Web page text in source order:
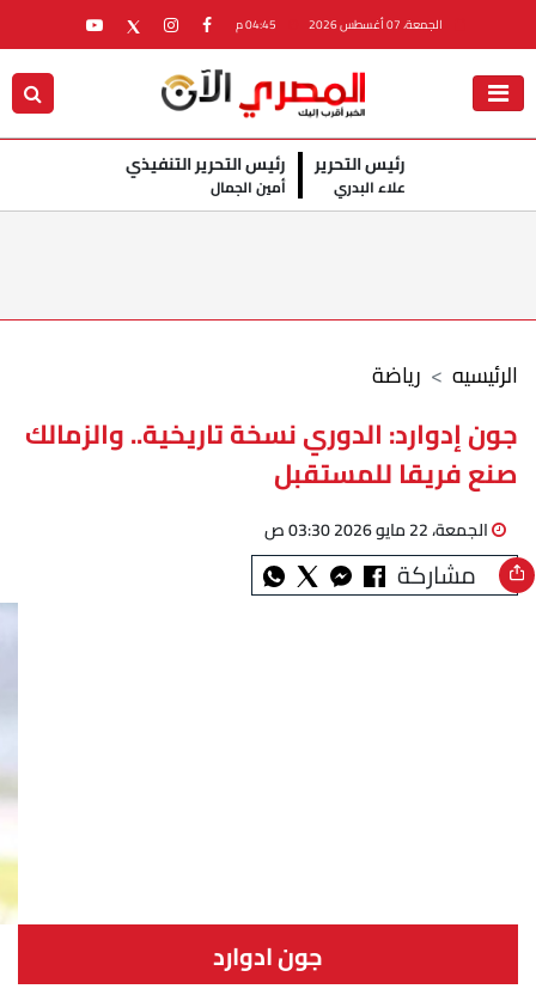
الجمعة، 07 أغسطس 2026
رئيس التحرير
علاء البدري
رئيس التحرير التنفيذي
أمين الجمال
رياضة الرئيسيه
جون إدوارد: الدوري نسخة تاريخية.. والزمالك
صنع فريقا للمستقبل
الجمعة، 22 مايو 2026 03:30 ص
مشاركة
جون ادوارد